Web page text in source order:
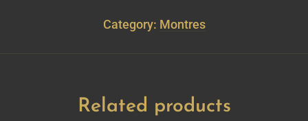
Category: Montres
Related products